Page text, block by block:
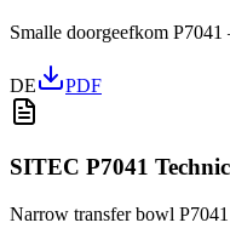
Smalle doorgeefkom
DE PDF
SITEC P7041
Narrow transfer bowl